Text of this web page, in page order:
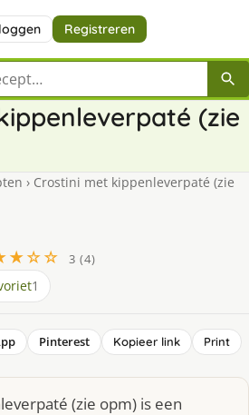
Registreren
recept
(zie
› Crostini met kippenleverpaté (zie
3 (4)
1
Pinterest Kopieer link Print
(zie opm) is een